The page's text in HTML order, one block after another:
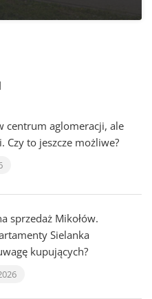
centrum aglomeracji, ale
Czy to jeszcze możliwe?
sprzedaż Mikołów.
Sielanka
kupujących?